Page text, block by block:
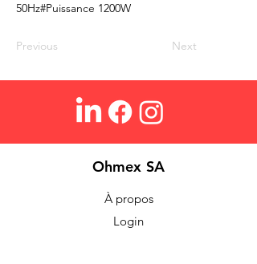
50Hz#Puissance 1200W
Previous Next
Ohmex SA
À propos
Login